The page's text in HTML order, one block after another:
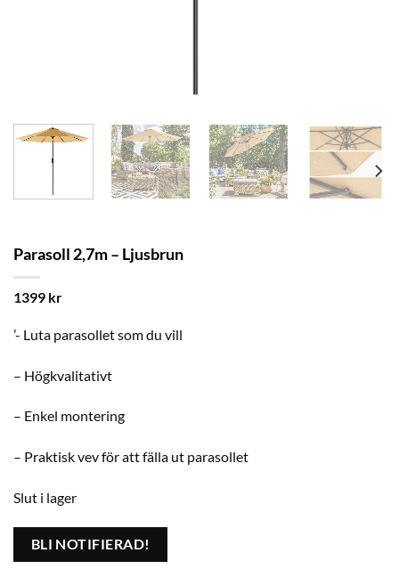
Parasoll 2,7m – Ljusbrun
1399 kr
’- Luta parasollet som du vill
– Högkvalitativt
– Enkel montering
– Praktisk vev för att fälla ut parasollet
Slut i lager
BLI NOTIFIERAD!